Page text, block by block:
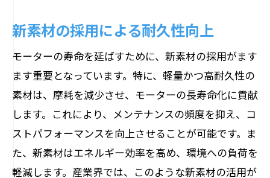
新素材の採用による耐久性向上
モーターの寿命を延ばすために、新素材の採用がます
ます重要となっています。特に、軽量かつ高耐久性の
素材は、摩耗を減少させ、モーターの長寿命化に貢献
します。これにより、メンテナンスの頻度を抑え、コ
ストパフォーマンスを向上させることが可能です。ま
た、新素材はエネルギー効率を高め、環境への負荷を
軽減します。産業界では、このような新素材の活用が